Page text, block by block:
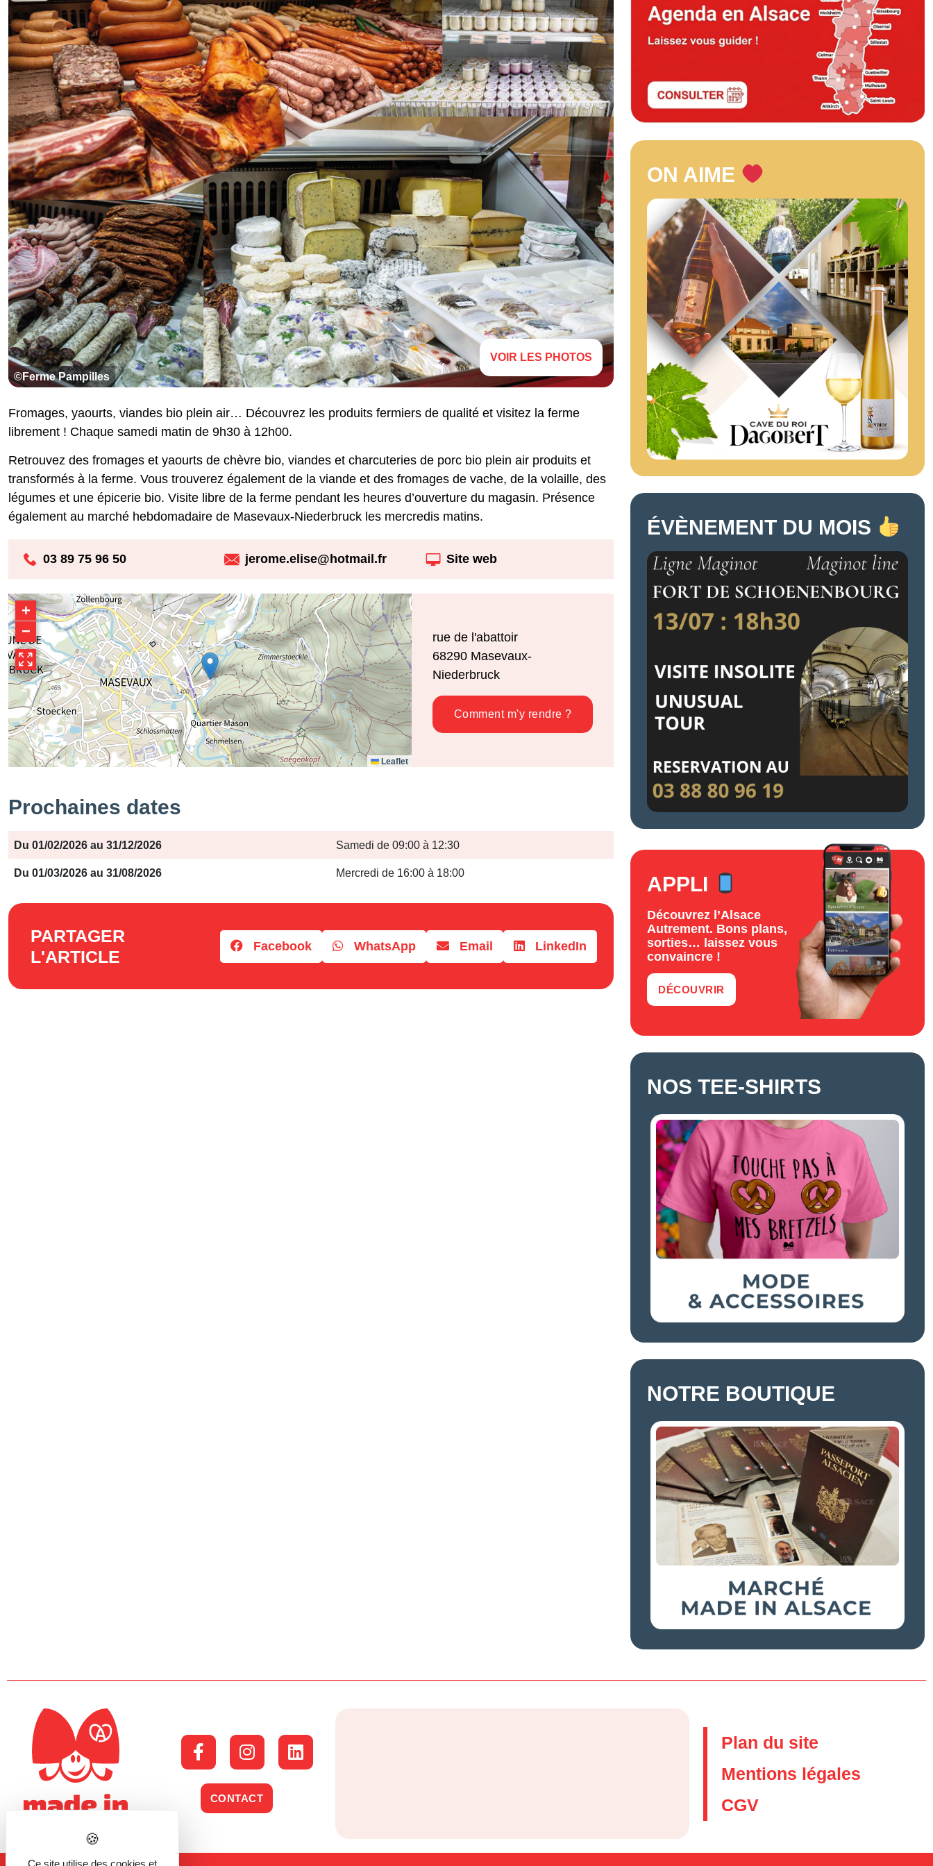
©Ferme Pampilles
VOIR LES PHOTOS
Fromages, yaourts, viandes bio plein air… Découvrez les produits fermiers de qualité et visitez la ferme
librement ! Chaque samedi matin de 9h30 à 12h00.
Retrouvez des fromages et yaourts de chèvre bio, viandes et charcuteries de porc bio plein air produits et
transformés à la ferme. Vous trouverez également de la viande et des fromages de vache, de la volaille, des
légumes et une épicerie bio. Visite libre de la ferme pendant les heures d’ouverture du magasin. Présence
également au marché hebdomadaire de Masevaux-Niederbruck les mercredis matins.
03 89 75 96 50 jerome.elise@hotmail.fr Site web
+
−
Leaflet
rue de l'abattoir
68290 Masevaux-
Niederbruck
Comment m'y rendre ?
Prochaines dates
Période Jours Horaires
Du 01/02/2026 au 31/12/2026 Samedi de 09:00 à 12:30
Du 01/03/2026 au 31/08/2026 Mercredi de 16:00 à 18:00
PARTAGER
L'ARTICLE
Facebook WhatsApp Email LinkedIn
ON AIME
ÉVÈNEMENT DU MOIS
APPLI
Découvrez l’Alsace
Autrement. Bons plans,
sorties… laissez vous
convaincre !
DÉCOUVRIR
NOS TEE-SHIRTS
NOTRE BOUTIQUE
CONTACT
Plan du site
Mentions légales
CGV
Ce site utilise des cookies et